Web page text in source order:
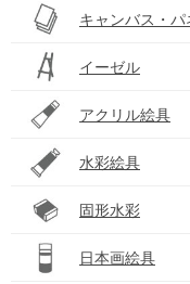
キャンバス・パ
イーゼル
アクリル絵具
水彩絵具
固形水彩
日本画絵具